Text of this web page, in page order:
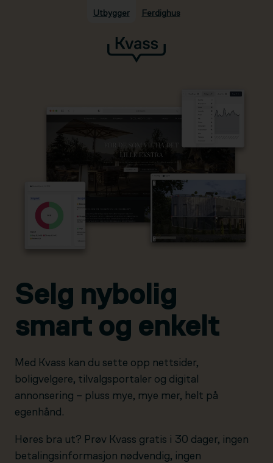
Hopp til hovedinnhold
Utbygger Ferdighus
Selg nybolig
smart og enkelt
Med Kvass kan du sette opp nettsider,
boligvelgere, tilvalgsportaler og digital
annonsering – pluss mye, mye mer, helt på
egenhånd.
Høres bra ut? Prøv Kvass gratis i 30 dager, ingen
betalingsinformasjon nødvendig, ingen